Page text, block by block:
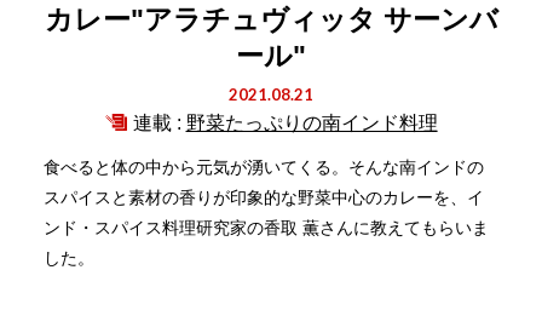
カレー"アラチュヴィッタ サーンバ
ール"
2021.08.21
連載 : 野菜たっぷりの南インド料理
食べると体の中から元気が湧いてくる。そんな南インドの
スパイスと素材の香りが印象的な野菜中心のカレーを、イ
ンド・スパイス料理研究家の香取 薫さんに教えてもらいま
した。